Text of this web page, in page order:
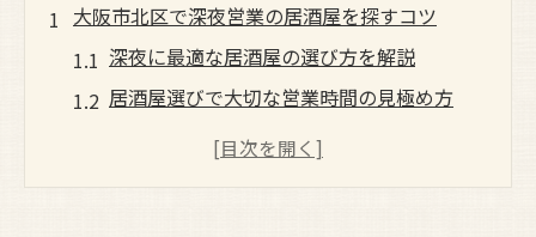
大阪市北区で深夜営業の居酒屋を探すコツ
深夜に最適な居酒屋の選び方を解説
居酒屋選びで大切な営業時間の見極め方
北区の居酒屋で重視したいアクセス条件